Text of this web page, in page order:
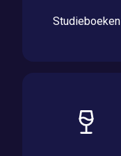
Studieboeken